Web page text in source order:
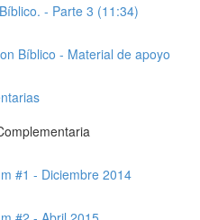
- Parte 3 (11:34)
Bíblico - Material de apoyo
#1 - Diciembre 2014